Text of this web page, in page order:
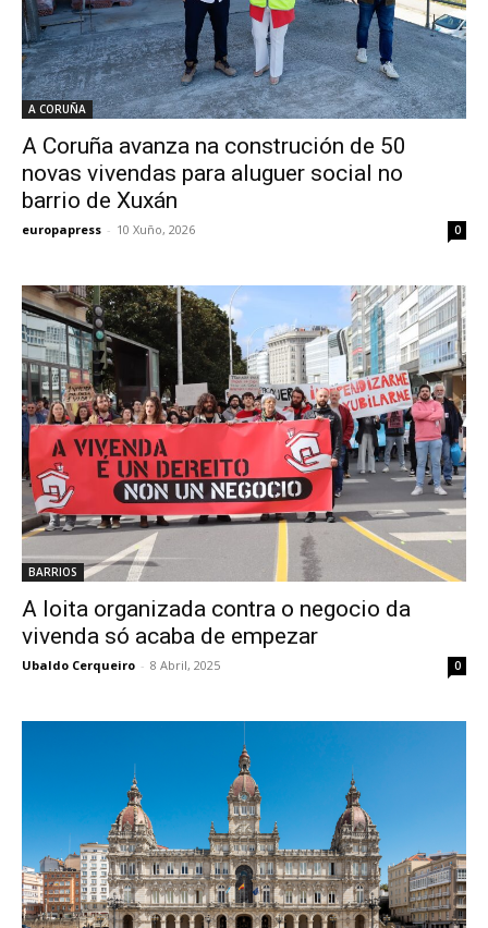
A CORUÑA
A Coruña avanza na construción de 50
novas vivendas para aluguer social no
barrio de Xuxán
europapress - 10 Xuño, 2026 0
BARRIOS
A loita organizada contra o negocio da
vivenda só acaba de empezar
Ubaldo Cerqueiro - 8 Abril, 2025 0